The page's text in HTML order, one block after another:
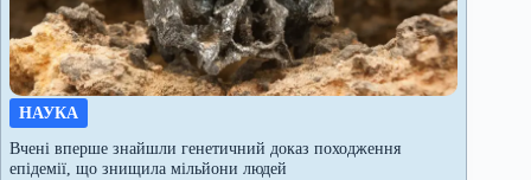
НАУКА
Вчені вперше знайшли генетичний доказ походження
епідемії, що знищила мільйони людей